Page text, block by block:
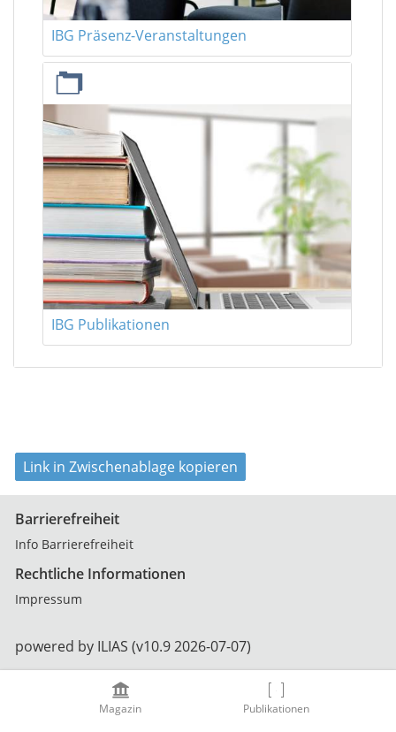
Magazin Publikationen
IBG Präsenz-Veranstaltungen
IBG Publikationen
Link in Zwischenablage kopieren
Barrierefreiheit
Info Barrierefreiheit
Rechtliche Informationen
Impressum
powered by ILIAS (v10.9 2026-07-07)